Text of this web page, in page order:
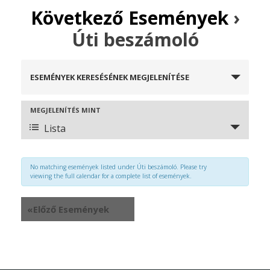
Következő Események›
Úti beszámoló
keresése
nézet
választás
ESEMÉNYEK KERESÉSÉNEK MEGJELENÍTÉSE
Esemény
nézet
navigáció
MEGJELENÍTÉS MINT
Lista
No matching események listed under Úti beszámoló. Please try
viewing the full calendar for a complete list of események.
«Előző Események